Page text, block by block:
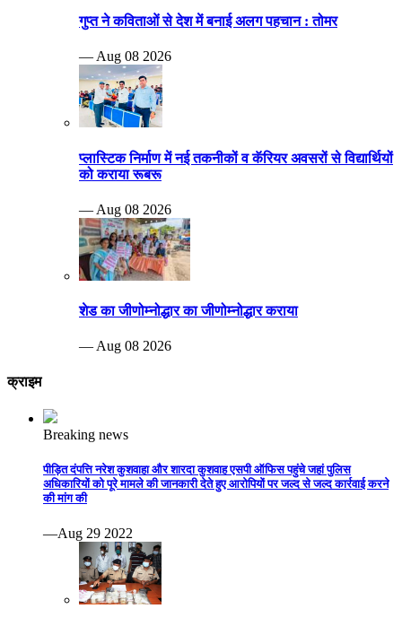
गुप्त ने कविताओं से देश में बनाई अलग पहचान : तोमर
— Aug 08 2026
प्लास्टिक निर्माण में नई तकनीकों व कॅरियर अवसरों से विद्यार्थियों
को कराया रूबरू
— Aug 08 2026
शेड का जीणोम्नोद्धार का जीणोम्नोद्धार कराया
— Aug 08 2026
क्राइम
Breaking news
पीड़ित दंपत्ति नरेश कुशवाहा और शारदा कुशवाह एसपी ऑफिस पहुंचे जहां पुलिस
अधिकारियों को पूरे मामले की जानकारी देते हुए आरोपियों पर जल्द से जल्द कार्रवाई करने
की मांग की
—Aug 29 2022